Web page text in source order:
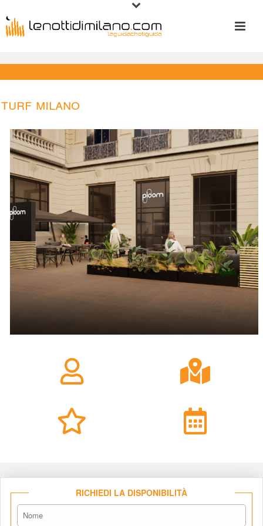
Turf Milano
RICHIEDI LA DISPONIBILITÀ